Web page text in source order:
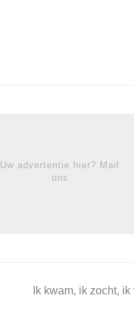
Uw advertentie hier? Mail
ons
Ik kwam, ik zocht,